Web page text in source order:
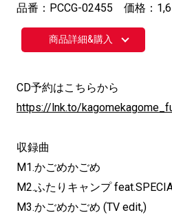
品番：PCCG-02455 価格：
商品詳細&購入
CD予約はこちらから
https://lnk.to/
収録曲
M1.かごめかごめ
M2.ふたりキャンプ
M3.かごめかごめ (TV edit,)